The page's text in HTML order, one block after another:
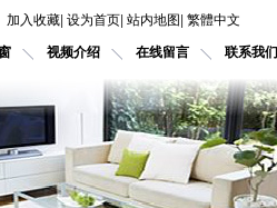
加入收藏 设为首页 站内地图 繁體中文
视频介绍 在线留言 联系我们